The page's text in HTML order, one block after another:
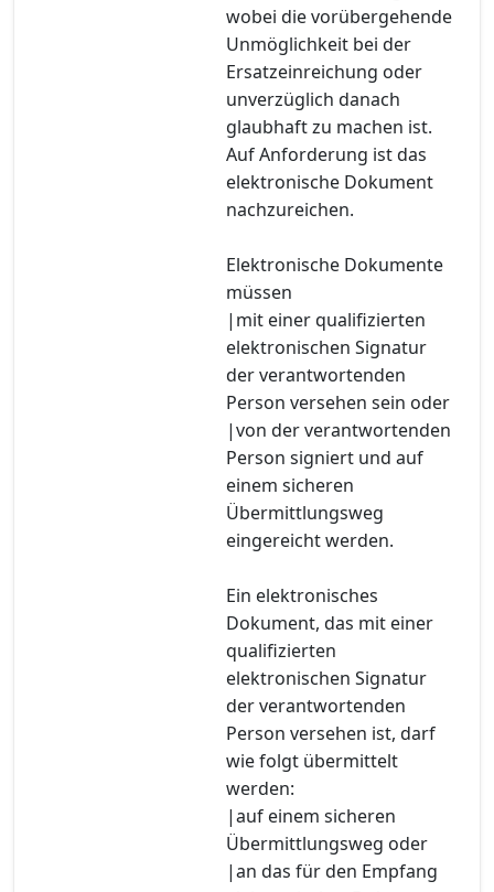
wobei die vorübergehende
Unmöglichkeit bei der
Ersatzeinreichung oder
unverzüglich danach
glaubhaft zu machen ist.
Auf Anforderung ist das
elektronische Dokument
nachzureichen.
Elektronische Dokumente
müssen
|mit einer qualifizierten
elektronischen Signatur
der verantwortenden
Person versehen sein oder
|von der verantwortenden
Person signiert und auf
einem sicheren
Übermittlungsweg
eingereicht werden.
Ein elektronisches
Dokument, das mit einer
qualifizierten
elektronischen Signatur
der verantwortenden
Person versehen ist, darf
wie folgt übermittelt
werden:
|auf einem sicheren
Übermittlungsweg oder
|an das für den Empfang